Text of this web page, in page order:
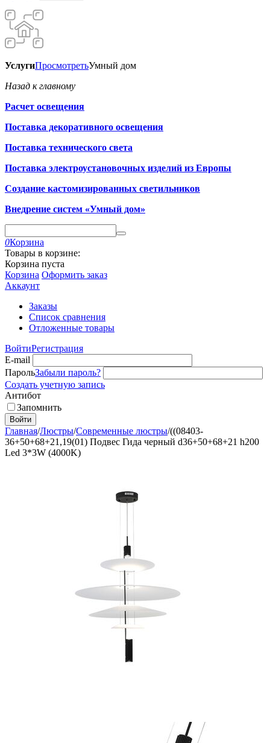
УслугиПросмотретьУмный дом
Назад к главному
Расчет освещения
Поставка декоративного освещения
Поставка технического света
Поставка электроустановочных изделий из Европы
Создание кастомизированных светильников
Внедрение систем «Умный дом»
0Корзина
Товары в корзине:
Корзина пуста
Корзина Оформить заказ
Аккаунт
Заказы
Список сравнения
Отложенные товары
ВойтиРегистрация
E-mail
ПарольЗабыли пароль?
Создать учетную запись
Антибот
Запомнить
Войти
Главная/Люстры/Современные люстры/((08403-
36+50+68+21,19(01) Подвес Гида черный d36+50+68+21 h200
Led 3*3W (4000K)